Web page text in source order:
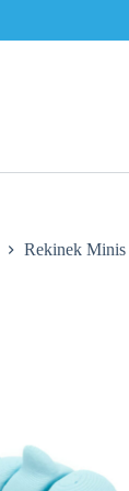
Rekinek Minis